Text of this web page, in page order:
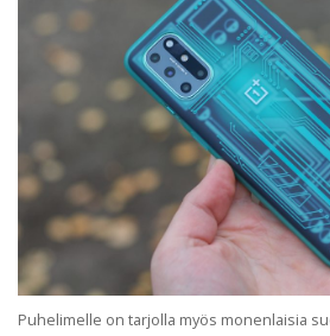
Puhelimelle on tarjolla myös monenlaisia